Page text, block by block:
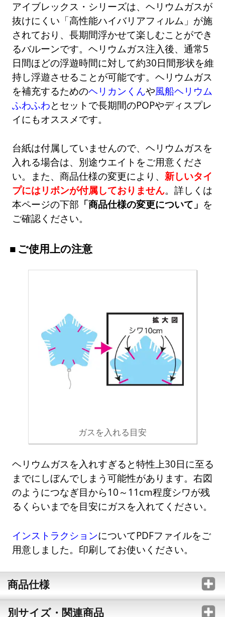
アイブレックス・シリーズは、ヘリウムガスが
抜けにくい「高性能ハイバリアフィルム」が施
されており、長期間浮かせて楽しむことができ
るバルーンです。ヘリウムガス注入後、通常5
日間ほどの浮遊時間に対して約30日間形状を維
持し浮遊させることが可能です。ヘリウムガス
を補充するためのヘリカンくんや風船ヘリウム
ふわふわとセットで長期間のPOPやディスプレ
イにもオススメです。
台紙は付属していませんので、ヘリウムガスを
入れる場合は、別途ウエイトをご用意くださ
い。また、商品仕様の変更により、新しいタイ
プにはリボンが付属しておりません。詳しくは
本ページの下部 「商品仕様の変更について」 を
ご確認ください。
ご使用上の注意
ガスを入れる目安
ヘリウムガスを入れすぎると特性上30日に至る
までにしぼんでしまう可能性があります。右図
のようにつなぎ目から10～11cm程度シワが残
るくらいまでを目安にガスを入れてください。
インストラクションについてPDFファイルをご
用意しました。印刷してお使いください。
商品仕様
別サイズ・関連商品